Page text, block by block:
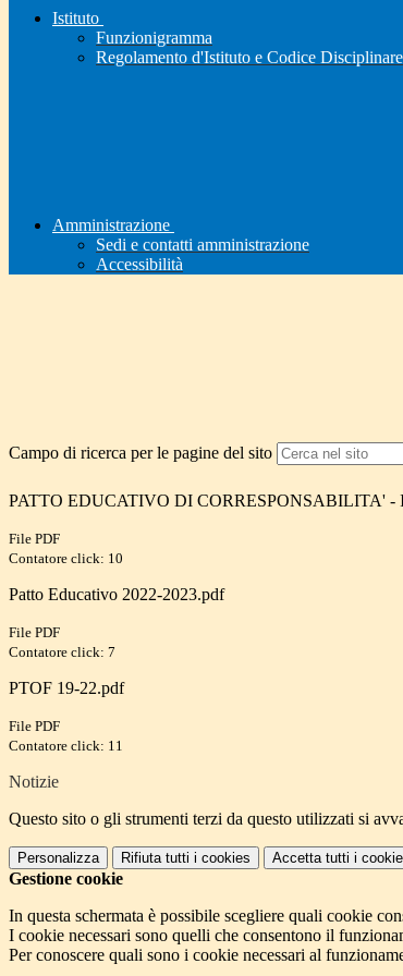
Istituto
Funzionigramma
Regolamento d'Istituto e Codice Disciplinare
Amministrazione
Sedi e contatti amministrazione
Accessibilità
Campo di ricerca per le pagine del sito
PATTO EDUCATIVO DI CORRESPONSABILITA'
File PDF
Contatore click: 10
Patto Educativo 2022-2023.pdf
File PDF
Contatore click: 7
PTOF 19-22.pdf
File PDF
Contatore click: 11
Notizie
Questo sito o gli strumenti terzi da questo utilizzati si
Personalizza Rifiuta tutti i cookies Accetta tutti i
Gestione cookie
In questa schermata è possibile scegliere quali cookie
I cookie necessari sono quelli che consentono il
Per conoscere quali sono i cookie necessari al